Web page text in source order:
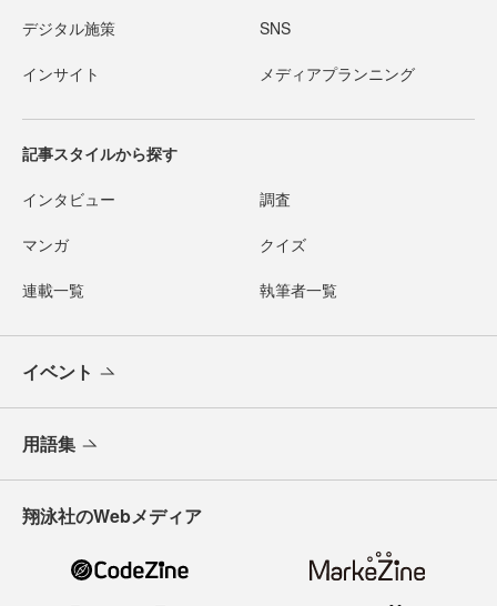
デジタル施策 SNS
インサイト メディアプランニング
記事スタイルから探す
インタビュー 調査
マンガ クイズ
連載一覧 執筆者一覧
イベント
用語集
翔泳社のWebメディア